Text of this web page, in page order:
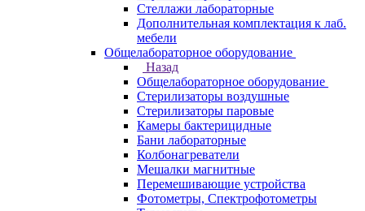
Стеллажи лабораторные
Дополнительная комплектация к лаб.
мебели
Общелабораторное оборудование
Назад
Общелабораторное оборудование
Стерилизаторы воздушные
Стерилизаторы паровые
Камеры бактерицидные
Бани лабораторные
Колбонагреватели
Мешалки магнитные
Перемешивающие устройства
Фотометры, Спектрофотометры